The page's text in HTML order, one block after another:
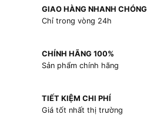
GIAO HÀNG NHANH CHÓNG
Chỉ trong vòng 24h
CHÍNH HÃNG 100%
Sản phẩm chính hãng
TIẾT KIỆM CHI PHÍ
Giá tốt nhất thị trường